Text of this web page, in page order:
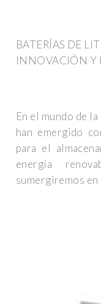
BATERÍAS DE
INNOVACIÓN Y
En el mundo de
han emergido
para el
energía
sumergiremos